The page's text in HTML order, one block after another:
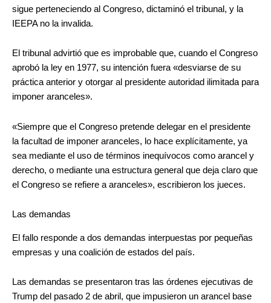
sigue perteneciendo al Congreso, dictaminó el tribunal, y la
IEEPA no la invalida.
El tribunal advirtió que es improbable que, cuando el Congreso
aprobó la ley en 1977, su intención fuera «desviarse de su
práctica anterior y otorgar al presidente autoridad ilimitada para
imponer aranceles».
«Siempre que el Congreso pretende delegar en el presidente
la facultad de imponer aranceles, lo hace explícitamente, ya
sea mediante el uso de términos inequívocos como arancel y
derecho, o mediante una estructura general que deja claro que
el Congreso se refiere a aranceles», escribieron los jueces.
Las demandas
El fallo responde a dos demandas interpuestas por pequeñas
empresas y una coalición de estados del país.
Las demandas se presentaron tras las órdenes ejecutivas de
Trump del pasado 2 de abril, que impusieron un arancel base